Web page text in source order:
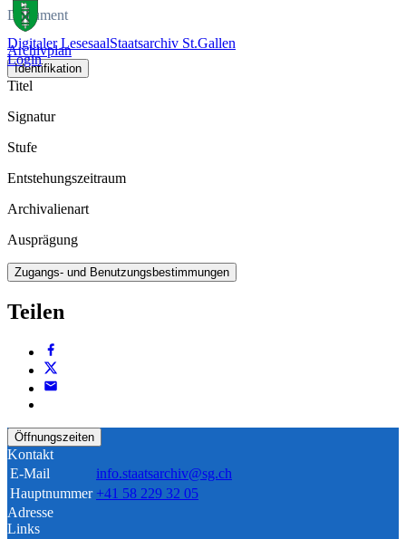
Digitaler LesesaalStaatsarchiv St.Gallen
Login
Dokument
Archivplan
Identifikation
Titel
Signatur
Stufe
Entstehungszeitraum
Archivalienart
Ausprägung
Zugangs- und Benutzungsbestimmungen
Teilen
Öffnungszeiten
Kontakt
E-Mail
info.staatsarchiv@sg.ch
Hauptnummer +41 58 229 32 05
Adresse
Links